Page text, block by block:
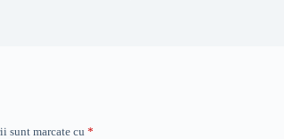
sunt marcate cu *